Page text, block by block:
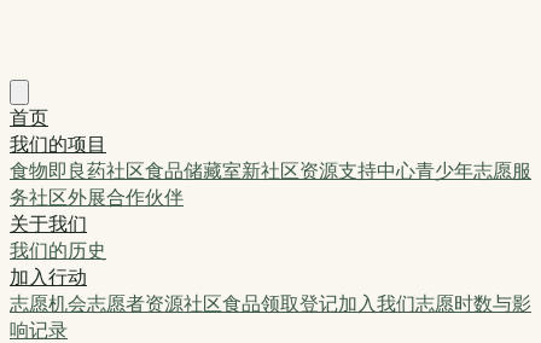
首页
我们的项目
食物即良药社区食品储藏室新社区资源支持中心青少年志愿服
务社区外展合作伙伴
关于我们
我们的历史
加入行动
志愿机会志愿者资源社区食品领取登记加入我们志愿时数与影
响记录